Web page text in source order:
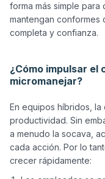
forma más simple
mantengan conformes
completa y confianza.
¿Cómo impulsar el
micromanejar?
En equipos híbridos,
productividad. Sin
a menudo la socava,
cada acción. Por lo